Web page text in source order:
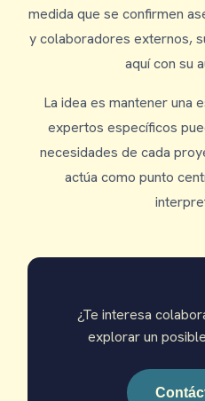
medida que se confirmen
y colaboradores externos,
aquí con su
La idea es mantener una
expertos específicos
necesidades de cada
actúa como punto
¿Te interesa
explorar un